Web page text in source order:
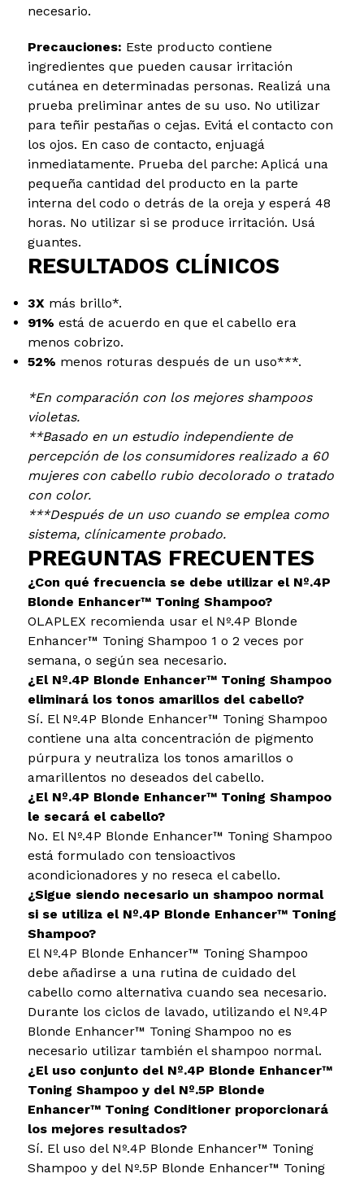
necesario.
Precauciones: Este producto contiene
ingredientes que pueden causar irritación
cutánea en determinadas personas. Realizá una
prueba preliminar antes de su uso. No utilizar
para teñir pestañas o cejas. Evitá el contacto con
los ojos. En caso de contacto, enjuagá
inmediatamente. Prueba del parche: Aplicá una
pequeña cantidad del producto en la parte
interna del codo o detrás de la oreja y esperá 48
horas. No utilizar si se produce irritación. Usá
guantes.
RESULTADOS CLÍNICOS
3X más brillo*.
91% está de acuerdo en que el cabello era
menos cobrizo.
52% menos roturas después de un uso***.
*En comparación con los mejores shampoos
violetas.
**Basado en un estudio independiente de
percepción de los consumidores realizado a 60
mujeres con cabello rubio decolorado o tratado
con color.
***Después de un uso cuando se emplea como
sistema, clínicamente probado.
PREGUNTAS FRECUENTES
¿Con qué frecuencia se debe utilizar el Nº.4P
Blonde Enhancer™ Toning Shampoo?
OLAPLEX recomienda usar el Nº.4P Blonde
Enhancer™ Toning Shampoo 1 o 2 veces por
semana, o según sea necesario.
¿El Nº.4P Blonde Enhancer™ Toning Shampoo
eliminará los tonos amarillos del cabello?
Sí. El Nº.4P Blonde Enhancer™ Toning Shampoo
contiene una alta concentración de pigmento
púrpura y neutraliza los tonos amarillos o
amarillentos no deseados del cabello.
¿El Nº.4P Blonde Enhancer™ Toning Shampoo
le secará el cabello?
No. El Nº.4P Blonde Enhancer™ Toning Shampoo
está formulado con tensioactivos
acondicionadores y no reseca el cabello.
¿Sigue siendo necesario un shampoo normal
si se utiliza el Nº.4P Blonde Enhancer™ Toning
Shampoo?
El Nº.4P Blonde Enhancer™ Toning Shampoo
debe añadirse a una rutina de cuidado del
cabello como alternativa cuando sea necesario.
Durante los ciclos de lavado, utilizando el Nº.4P
Blonde Enhancer™ Toning Shampoo no es
necesario utilizar también el shampoo normal.
¿El uso conjunto del Nº.4P Blonde Enhancer™
Toning Shampoo y del Nº.5P Blonde
Enhancer™ Toning Conditioner proporcionará
los mejores resultados?
Sí. El uso del Nº.4P Blonde Enhancer™ Toning
Shampoo y del Nº.5P Blonde Enhancer™ Toning